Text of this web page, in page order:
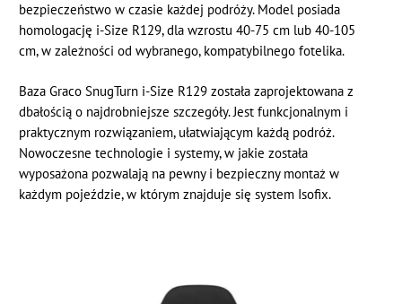
bezpieczeństwo w czasie każdej podróży. Model posiada
homologację i-Size R129, dla wzrostu 40-75 cm lub 40-105
cm, w zależności od wybranego, kompatybilnego fotelika.
Baza Graco SnugTurn i-Size R129 została zaprojektowana z
dbałością o najdrobniejsze szczegóły. Jest funkcjonalnym i
praktycznym rozwiązaniem, ułatwiającym każdą podróż.
Nowoczesne technologie i systemy, w jakie została
wyposażona pozwalają na pewny i bezpieczny montaż w
każdym pojeździe, w którym znajduje się system Isofix.